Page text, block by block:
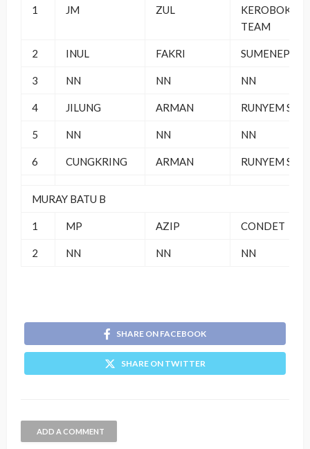
1 JM ZUL
KEROBOKAN
TEAM
2 INUL FAKRI SUMENEP
3 NN NN NN
4 JILUNG ARMAN RUNYEM SF
5 NN NN NN
6 CUNGKRING ARMAN RUNYEM SF
MURAY BATU B
1 MP AZIP CONDET
2 NN NN NN
SHARE ON FACEBOOK
SHARE ON TWITTER
ADD A COMMENT